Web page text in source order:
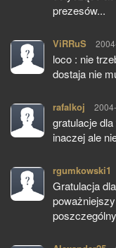
prezesów...
ViRRuS pisze:
loco : nie
dostaja nie
rafalkoj pisze:
gratulacje
inaczej ale
rgumkowski1
Gratulacja